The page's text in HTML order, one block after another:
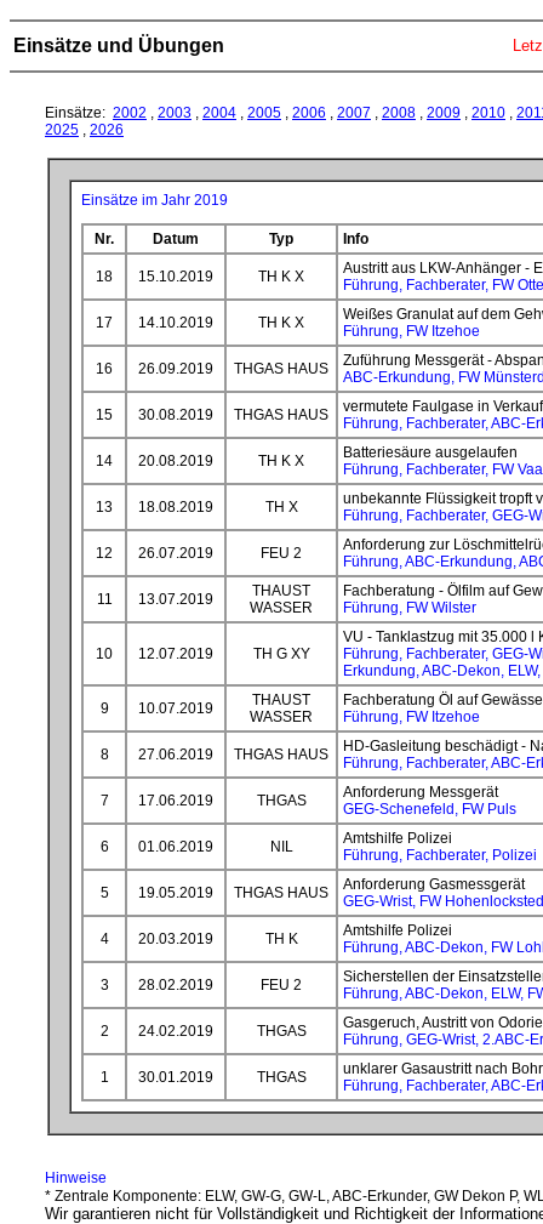
Einsätze und Übungen
Einsätze: 2002 , 2003 , 2004 , 2005 , 2006 , 2007 , 2008 , 2009 , 2010 ,
2025 , 2026
Einsätze im Jahr 2019
Nr. Datum Typ Info
18 15.10.2019 TH K X
Austritt aus LKW-Anhänger -
Führung, Fachberater, FW
17 14.10.2019 TH K X
Weißes Granulat auf dem
Führung, FW Itzehoe
16 26.09.2019 THGAS HAUS
Zuführung Messgerät -
ABC-Erkundung, FW
15 30.08.2019 THGAS HAUS
vermutete Faulgase in
Führung, Fachberater, ABC-
14 20.08.2019 TH K X
Batteriesäure ausgelaufen
Führung, Fachberater, FW
13 18.08.2019 TH X
unbekannte Flüssigkeit tropft
Führung, Fachberater, GEG-
12 26.07.2019 FEU 2
Anforderung zur
Führung, ABC-Erkundung,
11 13.07.2019
THAUST
WASSER
Fachberatung - Ölfilm auf
Führung, FW Wilster
10 12.07.2019 TH G XY
VU - Tanklastzug mit 35.000 l
Führung, Fachberater, GEG-
Erkundung, ABC-Dekon,
9 10.07.2019
THAUST
WASSER
Fachberatung Öl auf
Führung, FW Itzehoe
8 27.06.2019 THGAS HAUS
HD-Gasleitung beschädigt -
Führung, Fachberater, ABC-
7 17.06.2019 THGAS
Anforderung Messgerät
GEG-Schenefeld, FW Puls
6 01.06.2019 NIL
Amtshilfe Polizei
Führung, Fachberater, Polizei
5 19.05.2019 THGAS HAUS
Anforderung Gasmessgerät
GEG-Wrist, FW
4 20.03.2019 TH K
Amtshilfe Polizei
Führung, ABC-Dekon, FW
3 28.02.2019 FEU 2
Sicherstellen der
Führung, ABC-Dekon, ELW,
2 24.02.2019 THGAS
Gasgeruch, Austritt von
Führung, GEG-Wrist, 2.ABC-
1 30.01.2019 THGAS
unklarer Gasaustritt nach
Führung, Fachberater, ABC-
Hinweise
* Zentrale Komponente: ELW, GW-G, GW-L, ABC-Erkunder, GW Dekon P,
Wir garantieren nicht für Vollständigkeit und Richtigkeit der